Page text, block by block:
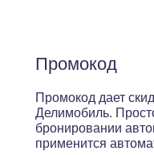
Промокод
Промокод дает
Делимобиль.
бронировании
применится